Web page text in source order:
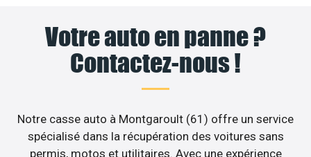
Votre auto en panne ?
Contactez-nous !
Notre casse auto à Montgaroult (61) offre un service
spécialisé dans la récupération des voitures sans
permis, motos et utilitaires. Avec une expérience